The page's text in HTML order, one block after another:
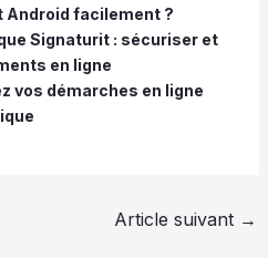
Android facilement ?
Signaturit : sécuriser et
en ligne
vos démarches en ligne
Article suivant →